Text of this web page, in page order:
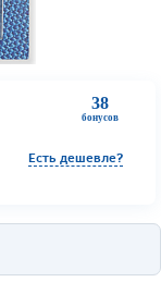
38
бонусов
Есть дешевле?